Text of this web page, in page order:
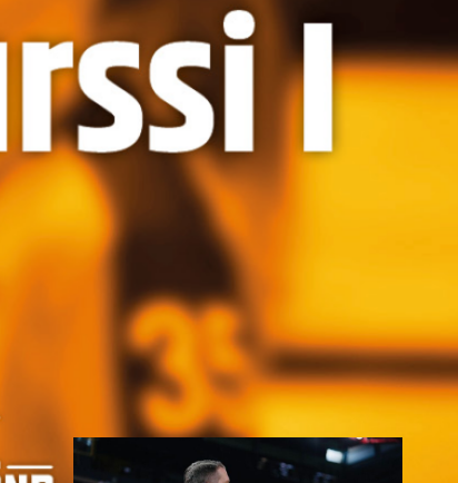
Erotuomarin koulutusklinikka on
tasoa nostava koulutus ja se on
tarkoitettu tason 2
erotuomareille, jotka ovat
aktiivisesti toimineet tason 2
erotuomareina noin vuoden
ajan. Koulutuksen aikana
kouluttajat arvioivat
nostetaanko erotuomari tasolle
valmius toimia tason 3 peleissä
ja sääntökokeen suorittaminen
hyväksytysti.